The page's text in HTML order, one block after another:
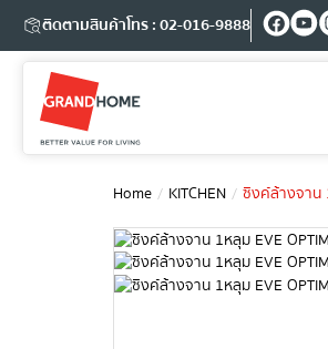
ติดตามสินค้าโทร : 02-016-9888
Home KITCHEN ซิงค์ล้างจาน